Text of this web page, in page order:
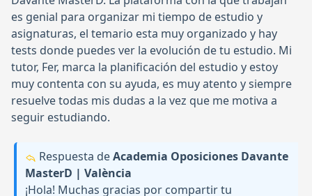
es genial para organizar mi tiempo de estudio y
asignaturas, el temario esta muy organizado y hay
tests donde puedes ver la evolución de tu estudio. Mi
tutor, Fer, marca la planificación del estudio y estoy
muy contenta con su ayuda, es muy atento y siempre
resuelve todas mis dudas a la vez que me motiva a
seguir estudiando.
Respuesta deAcademia Oposiciones Davante
MasterD | València
¡Hola! Muchas gracias por compartir tu